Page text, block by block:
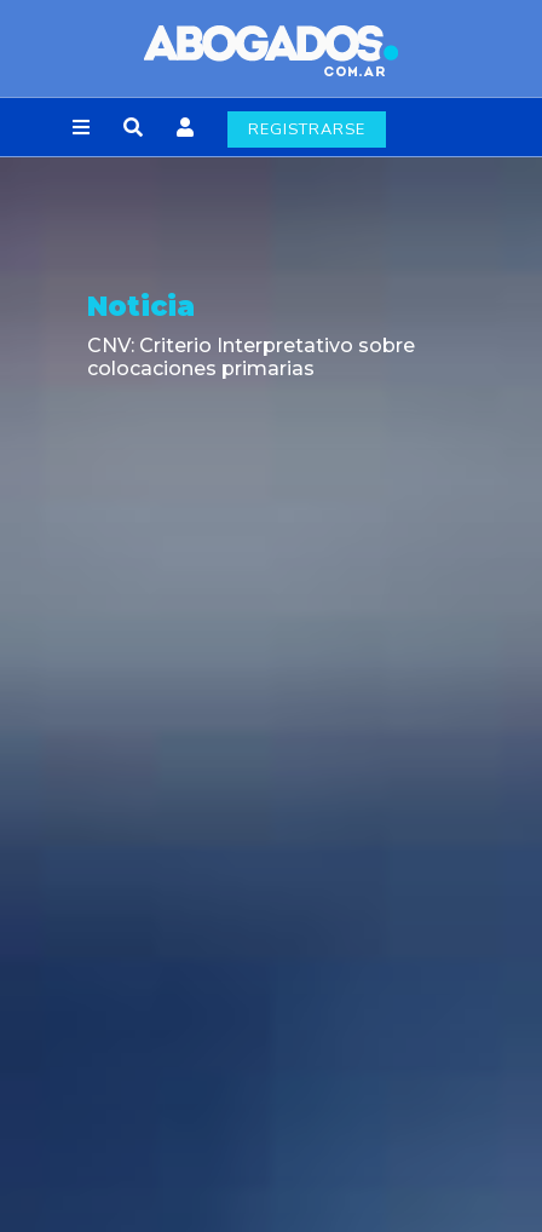
REGISTRARSE
Noticia
CNV: Criterio Interpretativo sobre
colocaciones primarias